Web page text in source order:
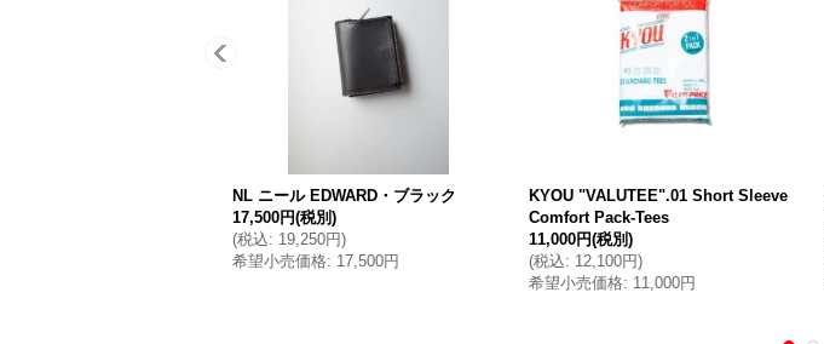
NL ニール EDWARD・ブラック
17,500円(税別)
(税込: 19,250円)
希望小売価格: 17,500円
KYOU "VALUTEE".01 Short Sleeve
Comfort Pack-Tees
11,000円(税別)
(税込: 12,100円)
希望小売価格: 11,000円